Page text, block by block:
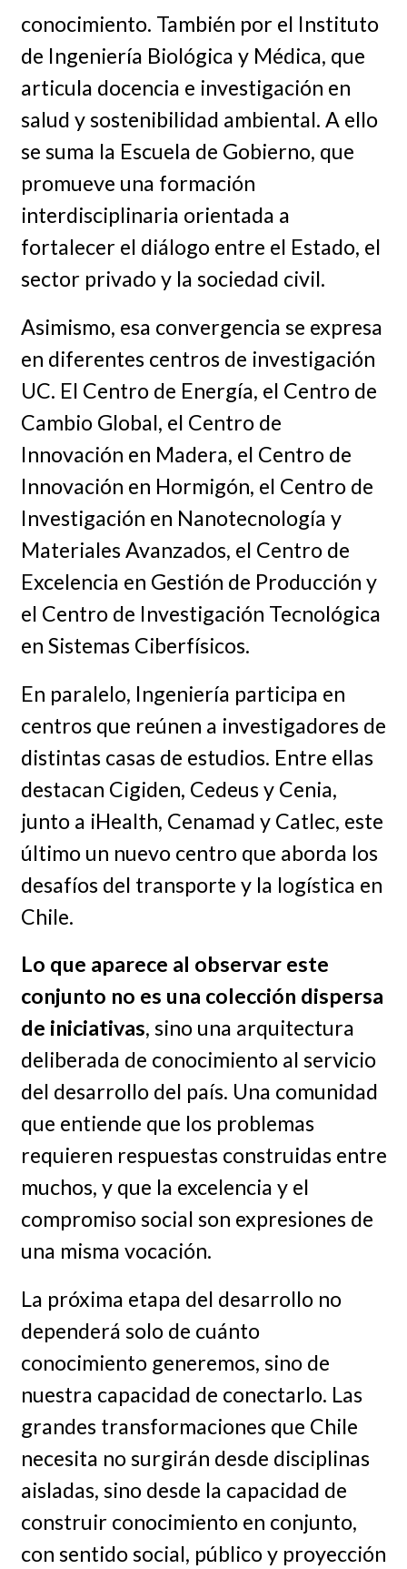
conocimiento. También por el Instituto
de Ingeniería Biológica y Médica, que
articula docencia e investigación en
salud y sostenibilidad ambiental. A ello
se suma la Escuela de Gobierno, que
promueve una formación
interdisciplinaria orientada a
fortalecer el diálogo entre el Estado, el
sector privado y la sociedad civil.
Asimismo, esa convergencia se expresa
en diferentes centros de investigación
UC. El Centro de Energía, el Centro de
Cambio Global, el Centro de
Innovación en Madera, el Centro de
Innovación en Hormigón, el Centro de
Investigación en Nanotecnología y
Materiales Avanzados, el Centro de
Excelencia en Gestión de Producción y
el Centro de Investigación Tecnológica
en Sistemas Ciberfísicos.
En paralelo, Ingeniería participa en
centros que reúnen a investigadores de
distintas casas de estudios. Entre ellas
destacan Cigiden, Cedeus y Cenia,
junto a iHealth, Cenamad y Catlec, este
último un nuevo centro que aborda los
desafíos del transporte y la logística en
Chile.
Lo que aparece al observar este
conjunto no es una colección dispersa
de iniciativas, sino una arquitectura
deliberada de conocimiento al servicio
del desarrollo del país. Una comunidad
que entiende que los problemas
requieren respuestas construidas entre
muchos, y que la excelencia y el
compromiso social son expresiones de
una misma vocación.
La próxima etapa del desarrollo no
dependerá solo de cuánto
conocimiento generemos, sino de
nuestra capacidad de conectarlo. Las
grandes transformaciones que Chile
necesita no surgirán desde disciplinas
aisladas, sino desde la capacidad de
construir conocimiento en conjunto,
con sentido social, público y proyección